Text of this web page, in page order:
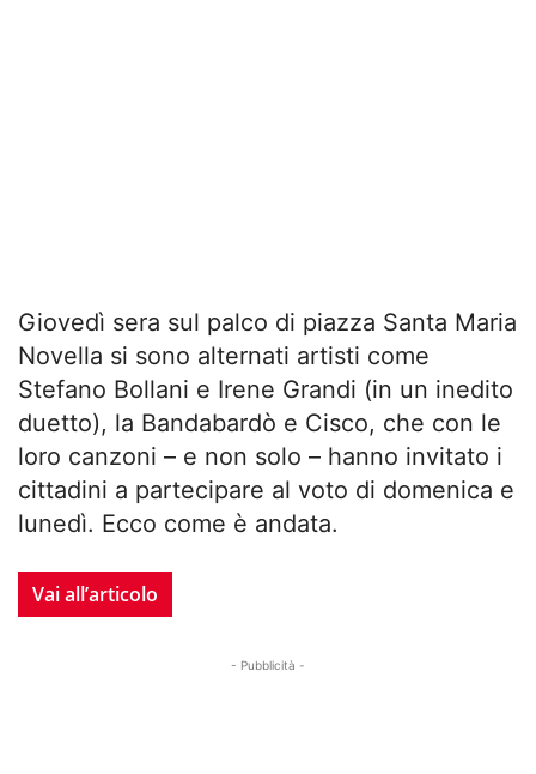
Giovedì sera sul palco di piazza Santa Maria
Novella si sono alternati artisti come
Stefano Bollani e Irene Grandi (in un inedito
duetto), la Bandabardò e Cisco, che con le
loro canzoni – e non solo – hanno invitato i
cittadini a partecipare al voto di domenica e
lunedì. Ecco come è andata.
Vai all’articolo
- Pubblicità -